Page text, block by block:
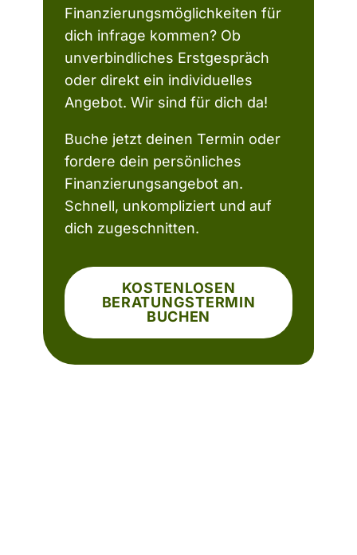
Finanzierungsmöglichkeiten für
dich infrage kommen? Ob
unverbindliches Erstgespräch
oder direkt ein individuelles
Angebot. Wir sind für dich da!
Buche jetzt deinen Termin oder
fordere dein persönliches
Finanzierungsangebot an.
Schnell, unkompliziert und auf
dich zugeschnitten.
KOSTENLOSEN
BERATUNGSTERMIN
BUCHEN